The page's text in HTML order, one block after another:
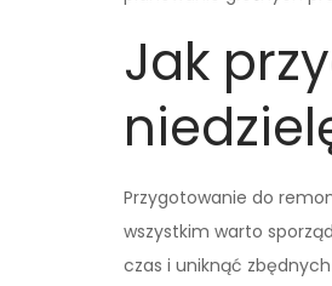
Jak
Przygotowanie do
wszystkim warto
czas i uniknąć